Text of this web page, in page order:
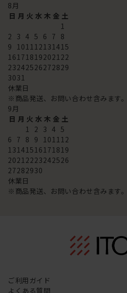
8月
日 月 火 水 木 金 土
1
2 3 4 5 6 7 8
9 101112131415
16171819202122
23242526272829
3031
休業日
※商品発送、お問い合わせ含みます。
9月
日 月 火 水 木 金 土
1 2 3 4 5
6 7 8 9 101112
13141516171819
20212223242526
27282930
休業日
※商品発送、お問い合わせ含みます。
ご利用ガイド
よくある質問